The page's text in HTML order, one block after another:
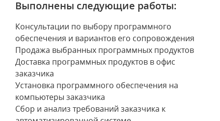
Выполнены следующие работы:
Консультации по выбору программного
обеспечения и вариантов его сопровождения
Продажа выбранных программных продуктов
Доставка программных продуктов в офис
заказчика
Установка программного обеспечения на
компьютеры заказчика
Сбор и анализ требований заказчика к